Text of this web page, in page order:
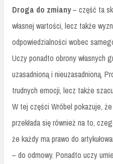
Droga do zmiany– część ta
własnej wartości, lecz także
odpowiedzialności wobec
Uczy ponadto obrony własnych
uzasadnioną i nieuzasadnioną.
trudnych emocji, lecz także
W tej części Wróbel pokazuje,
przekłada się również na to,
że każdy ma prawo do
– do odmowy. Ponadto uczy